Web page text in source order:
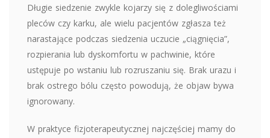
Długie siedzenie zwykle kojarzy się z dolegliwościami
pleców czy karku, ale wielu pacjentów zgłasza też
narastające podczas siedzenia uczucie „ciągnięcia”,
rozpierania lub dyskomfortu w pachwinie, które
ustępuje po wstaniu lub rozruszaniu się. Brak urazu i
brak ostrego bólu często powodują, że objaw bywa
ignorowany.
W praktyce fizjoterapeutycznej najczęściej mamy do